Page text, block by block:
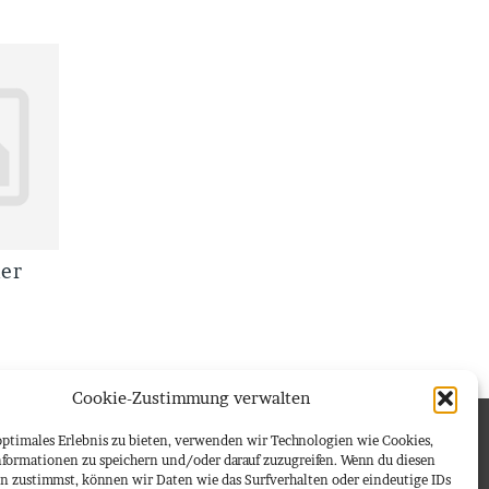
Cookie-Zustimmung verwalten
Erlebnis zu bieten, verwenden wir Technologien wie Cookies,
zu speichern und/oder darauf zuzugreifen. Wenn du diesen
zustimmst, können wir Daten wie das Surfverhalten oder eindeutige IDs